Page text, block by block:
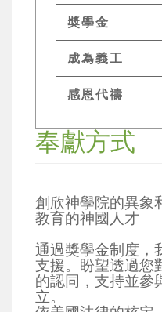
奬學金
成為義工
感恩代禱
奉獻方式
創欣神學院的異象
教育的神國人才
通過獎學金制度，
支援。盼望透過您
的認同，支持並參
立。